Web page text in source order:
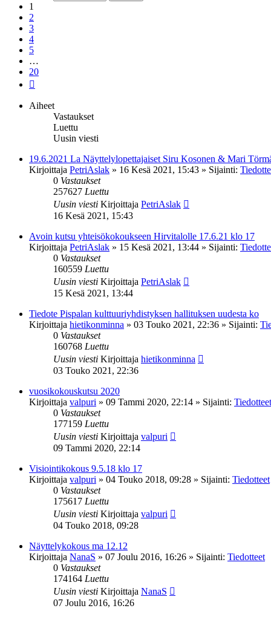
1
2
3
4
5
…
20
Aiheet
Vastaukset
Luettu
Uusin viesti
19.6.2021 La Näyttelylopettajaiset Siru Kosonen & Mari
Kirjoittaja PetriAslak » 16 Kesä 2021, 15:43 » Sijainti:
0 Vastaukset
257627 Luettu
Uusin viesti Kirjoittaja PetriAslak
16 Kesä 2021, 15:43
Avoin kutsu yhteisökokoukseen Hirvitalolle 17.6.21 klo 17
Kirjoittaja PetriAslak » 15 Kesä 2021, 13:44 » Sijainti:
0 Vastaukset
160559 Luettu
Uusin viesti Kirjoittaja PetriAslak
15 Kesä 2021, 13:44
Tiedote Pispalan kulttuuriyhdistyksen hallituksen uudesta ko
Kirjoittaja hietikonminna » 03 Touko 2021, 22:36 » Sijainti:
0 Vastaukset
160768 Luettu
Uusin viesti Kirjoittaja hietikonminna
03 Touko 2021, 22:36
vuosikokouskutsu 2020
Kirjoittaja valpuri » 09 Tammi 2020, 22:14 » Sijainti: Tiedotteet
0 Vastaukset
177159 Luettu
Uusin viesti Kirjoittaja valpuri
09 Tammi 2020, 22:14
Visiointikokous 9.5.18 klo 17
Kirjoittaja valpuri » 04 Touko 2018, 09:28 » Sijainti: Tiedotteet
0 Vastaukset
175617 Luettu
Uusin viesti Kirjoittaja valpuri
04 Touko 2018, 09:28
Näyttelykokous ma 12.12
Kirjoittaja NanaS » 07 Joulu 2016, 16:26 » Sijainti: Tiedotteet
0 Vastaukset
174164 Luettu
Uusin viesti Kirjoittaja NanaS
07 Joulu 2016, 16:26